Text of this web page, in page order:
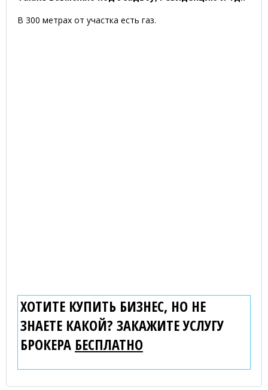
В 300 метрах от участка есть газ.
ХОТИТЕ КУПИТЬ БИЗНЕС, НО НЕ
ЗНАЕТЕ КАКОЙ? ЗАКАЖИТЕ УСЛУГУ
БРОКЕРА БЕСПЛАТНО